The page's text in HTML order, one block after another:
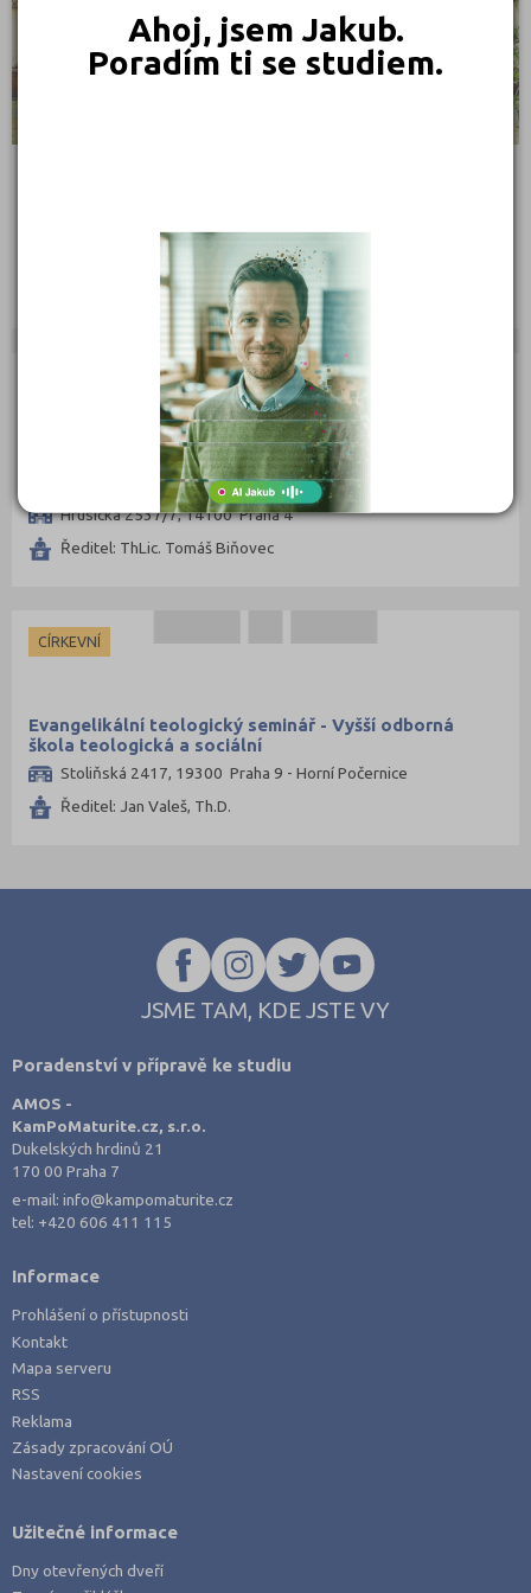
Ahoj, jsem Jakub.
Poradím ti se studiem.
Salmovská 8, 12000 Praha 2
Ředitel: PhDr. Hana Pazlarová, Ph.D.
Evangelická akademie - Vyšší odborná škola sociální
práce a střední odborná škola
Hrusická 2537/7, 14100 Praha 4
Ředitel: ThLic. Tomáš Biňovec
CÍRKEVNÍ
Evangelikální teologický seminář - Vyšší odborná
škola teologická a sociální
Stoliňská 2417, 19300 Praha 9 - Horní Počernice
Ředitel: Jan Valeš, Th.D.
JSME TAM, KDE JSTE VY
Poradenství v přípravě ke studiu
AMOS -
KamPoMaturite.cz, s.r.o.
Dukelských hrdinů 21
170 00 Praha 7
e-mail:info@kampomaturite.cz
tel: +420 606 411 115
Informace
Prohlášení o přístupnosti
Kontakt
Mapa serveru
RSS
Reklama
Zásady zpracování OÚ
Nastavení cookies
Užitečné informace
Dny otevřených dveří